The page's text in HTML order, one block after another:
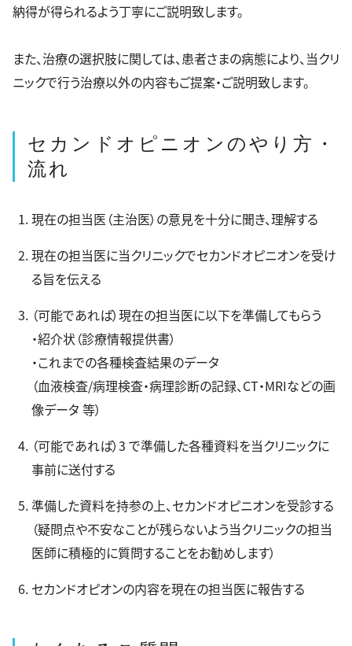
納得が得られるよう丁寧にご説明致します。
また、治療の選択肢に関しては、患者さまの病態により、当クリ
ニックで行う治療以外の内容もご提案・ご説明致します。
セカンドオピニオンのやり方・
流れ
現在の担当医（主治医）の意見を十分に聞き、理解する
現在の担当医に当クリニックでセカンドオピニオンを受け
る旨を伝える
（可能であれば）現在の担当医に以下を準備してもらう
・紹介状（診療情報提供書）
・これまでの各種検査結果のデータ
（血液検査/病理検査・病理診断の記録、CT・MRIなどの画
像データ 等）
（可能であれば）3 で準備した各種資料を当クリニックに
事前に送付する
準備した資料を持参の上、セカンドオピニオンを受診する
（疑問点や不安なことが残らないよう当クリニックの担当
医師に積極的に質問することをお勧めします）
セカンドオピオンの内容を現在の担当医に報告する